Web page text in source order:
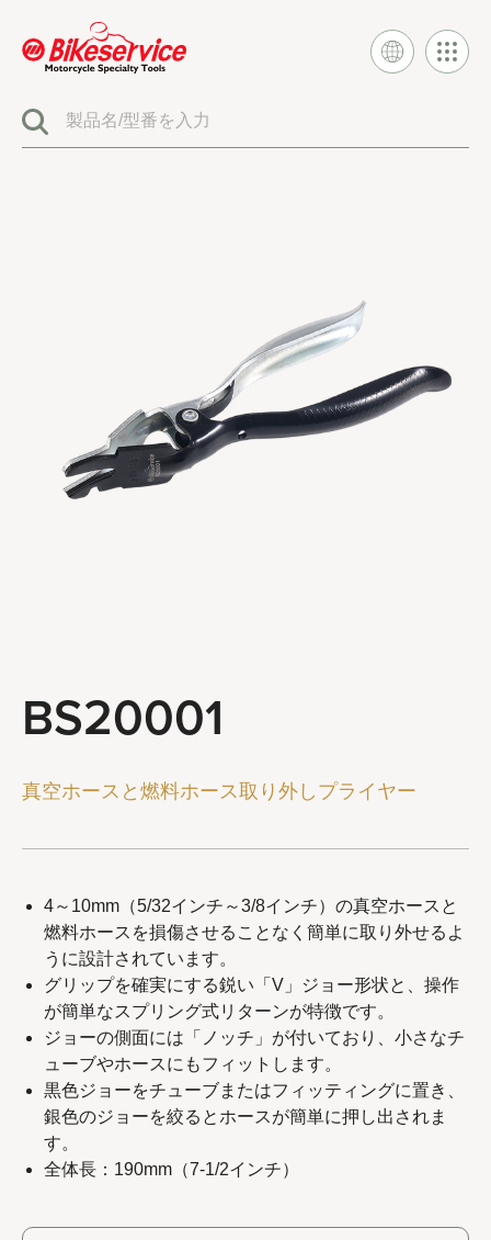
燃料噴射とキャブレターツール
エンジンシステムツール
クラッチとトランスミッションツール
ステアリングとサスペンションツール
会社概要
代理店
最新ニュース
お問い合わせ
Copyright 2023 APO TOOL INTERNATIONAL LTD. All
rights reserved.
BS20001
真空ホースと燃料ホース取り外しプライヤー
4～10mm（5/32インチ～3/8インチ）の真空ホースと
燃料ホースを損傷させることなく簡単に取り外せるよ
うに設計されています。
グリップを確実にする鋭い「V」ジョー形状と、操作
が簡単なスプリング式リターンが特徴です。
ジョーの側面には「ノッチ」が付いており、小さなチ
ューブやホースにもフィットします。
黒色ジョーをチューブまたはフィッティングに置き、
銀色のジョーを絞るとホースが簡単に押し出されま
す。
全体長：190mm（7-1/2インチ）